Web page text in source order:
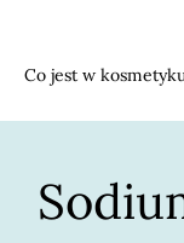
Co jest w